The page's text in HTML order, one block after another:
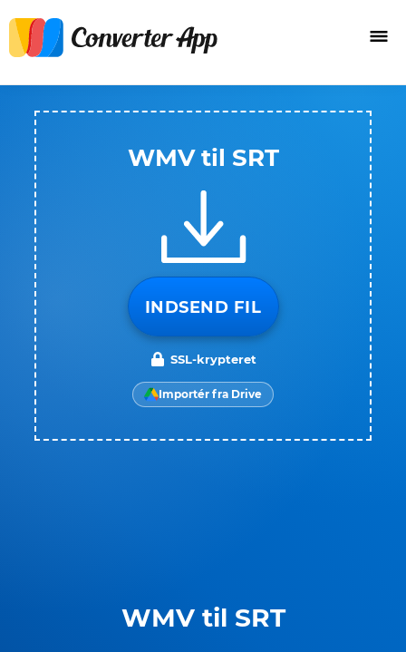
WMV til SRT
WMV til SRT
INDSEND FIL
SSL-krypteret
Importér fra Drive